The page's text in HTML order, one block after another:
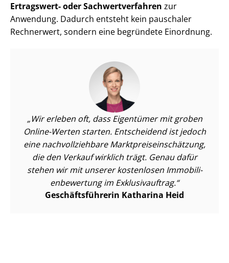
Ertragswert- oder Sach­wert­ver­fah­ren zur
Anwendung. Dadurch entsteht kein pauschaler
Rechnerwert, sondern eine begründete Einordnung.
Wir erleben oft, dass Eigentümer mit groben
Online-Werten starten. Entscheidend ist jedoch
eine nach­voll­zieh­ba­re Markt­preis­ein­schät­zung,
die den Verkauf wirklich trägt. Genau dafür
stehen wir mit unserer kostenlosen Im­mo­bi­li­
en­be­wer­tung im Exklusivauftrag.
Ge­schäfts­füh­re­rin Katharina Heid